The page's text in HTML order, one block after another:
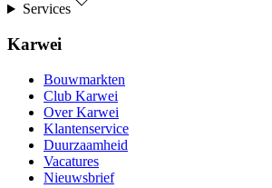
Services
Karwei
Bouwmarkten
Club Karwei
Over Karwei
Klantenservice
Duurzaamheid
Vacatures
Nieuwsbrief